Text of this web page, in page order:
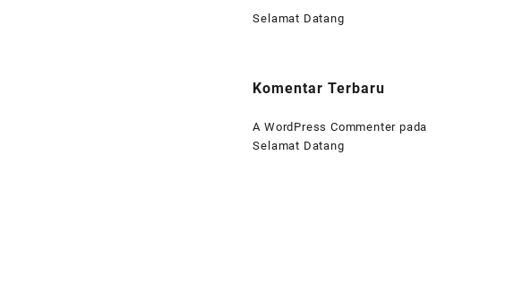
Selamat Datang
Komentar Terbaru
A WordPress Commenter pada
Selamat Datang